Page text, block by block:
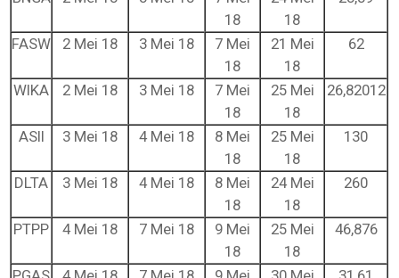
18
18
FASW 2 Mei 18 3 Mei 18
7 Mei
18
21 Mei
18
62
WIKA 2 Mei 18 3 Mei 18
7 Mei
18
25 Mei
18
26,82012
ASII 3 Mei 18 4 Mei 18
8 Mei
18
25 Mei
18
130
DLTA 3 Mei 18 4 Mei 18
8 Mei
18
24 Mei
18
260
PTPP 4 Mei 18 7 Mei 18
9 Mei
18
25 Mei
18
46,876